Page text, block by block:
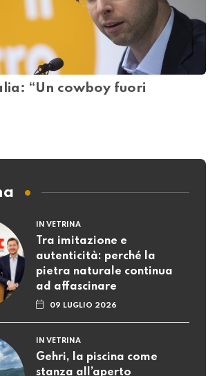
“Un cowboy fuori
IN VETRINA
Tra imitazione e
autenticità: perché la
pietra naturale continua
ad affascinare
09 LUGLIO 2026
IN VETRINA
Gehri, la piscina come
stanza all’aperto